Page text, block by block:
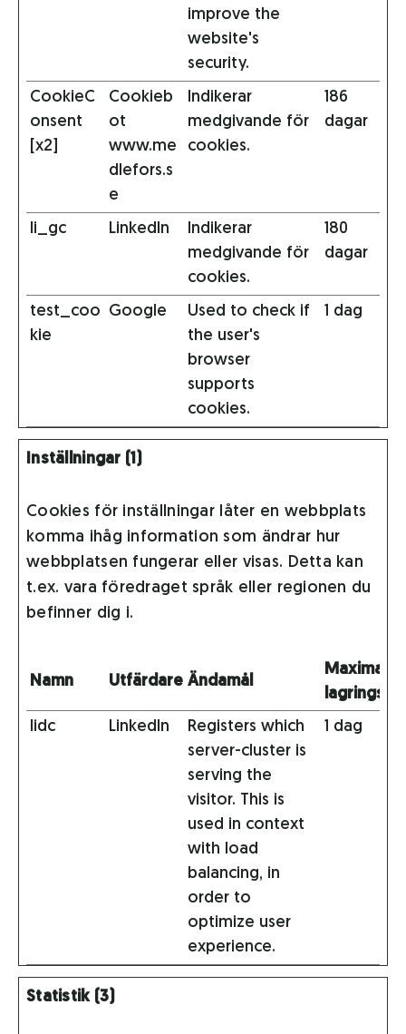
improve the
website's
security.
CookieC
onsent
[x2]
Cookieb
ot
www.me
dlefors.s
e
Indikerar
medgivande för
cookies.
186
dagar
li_gc LinkedIn
Indikerar
medgivande för
cookies.
180
dagar
test_coo
kie
Google
Used to check if
the user's
browser
supports
cookies.
1 dag
Inställningar (1)
Cookies för inställningar låter en webbplats
komma ihåg information som ändrar hur
webbplatsen fungerar eller visas. Detta kan
t.ex. vara föredraget språk eller regionen du
befinner dig i.
Namn Utfärdare Ändamål
Maximal
lagringstid
lidc
LinkedIn
Registers which
server-cluster is
serving the
visitor. This is
used in context
with load
balancing, in
order to
optimize user
experience.
1 dag
Statistik (3)